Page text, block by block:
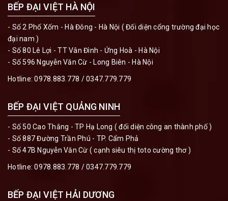
BẾP ĐẠI VIỆT HÀ NỘI
- Số 2 Phố Xốm - Hà Đông - Hà Nội ( Đối diện cổng trường đại học
đại nam )
- Số 80 Lê Lợi - TT Vân Đình - Ứng Hoà - Hà Nội
- Số 596 Nguyễn Văn Cừ - Long Biên - Hà Nội
Hotline:0978.883.778 /0347.779.779
BẾP ĐẠI VIỆT QUẢNG NINH
- Số 50 Cao Thắng - TP Hạ Long ( đối diện công an thành phố )
- Số 887 Đường Trần Phú - TP. Cẩm Phả
- Số 47B Nguyễn Văn Cừ ( cạnh siêu thị toto cường thơ )
Hotline:0978.883.778 /0347.779.779
BẾP ĐẠI VIỆT HẢI DƯƠNG